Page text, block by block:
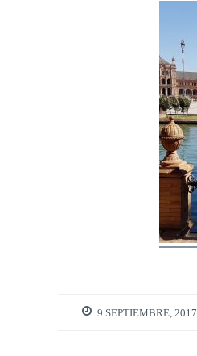
9 SEPTIEMBRE, 2017